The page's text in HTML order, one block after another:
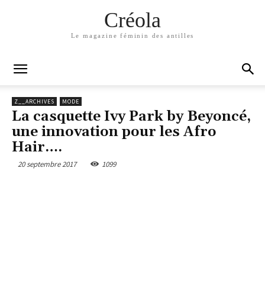
Créola
Le magazine féminin des antilles
Z__ARCHIVES MODE
La casquette Ivy Park by Beyoncé,
une innovation pour les Afro
Hair….
20 septembre 2017 1099